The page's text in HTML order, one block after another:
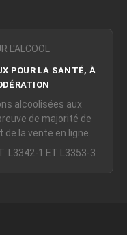
L'ALCOOL
POUR LA SANTÉ, À
alcoolisées aux
de majorité de
la vente en ligne.
L3342-1 ET L3353-3